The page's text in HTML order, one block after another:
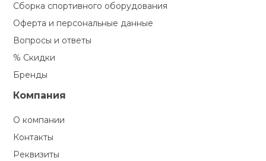
Сборка спортивного оборудования
Оферта и персональные данные
Вопросы и ответы
% Скидки
Бренды
Компания
О компании
Контакты
Реквизиты